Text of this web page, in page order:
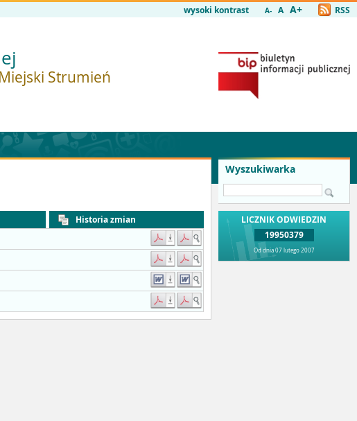
wysoki kontrast A- A A+ RSS
Strumień
Wyszukiwarka
LICZNIK ODWIEDZIN
19950379
Od dnia 07 lutego 2007
Historia zmian